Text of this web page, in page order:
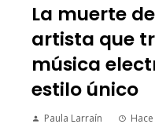
La muerte
artista que
música
estilo único
Paula Larraín